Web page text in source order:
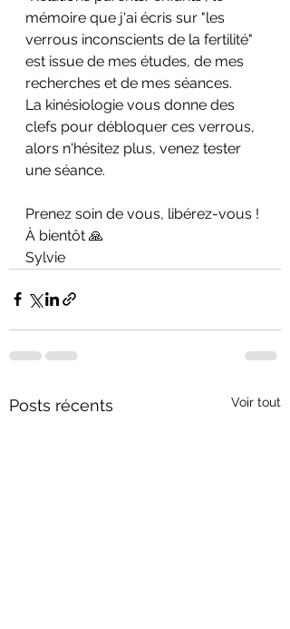
mémoire que j'ai écris sur "les
verrous inconscients de la fertilité"
est issue de mes études, de mes
recherches et de mes séances.
La kinésiologie vous donne des
clefs pour débloquer ces verrous,
alors n'hésitez plus, venez tester
une séance.
Prenez soin de vous, libérez-vous !
À bientôt 🙏
Sylvie
Posts récents Voir tout